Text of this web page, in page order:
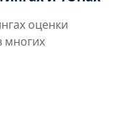
оценки
многих